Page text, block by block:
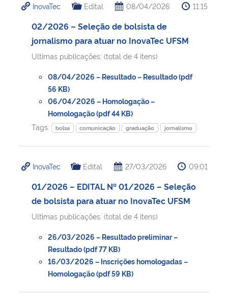
InovaTec Edital 08/04/2026 11:15
02/2026 – Seleção de bolsista de
jornalismo para atuar no InovaTec UFSM
Ultimas publicações: (total de 4 itens)
08/04/2026 – Resultado – Resultado (pdf
56 KB)
06/04/2026 – Homologação –
Homologação (pdf 44 KB)
Tags:
bolsa comunicação graduação jornalismo
InovaTec Edital 27/03/2026 09:01
01/2026 – EDITAL Nº 01/2026 – Seleção
de bolsista para atuar no InovaTec UFSM
Ultimas publicações: (total de 4 itens)
26/03/2026 – Resultado preliminar –
Resultado (pdf 77 KB)
16/03/2026 – Inscrições homologadas –
Homologação (pdf 59 KB)